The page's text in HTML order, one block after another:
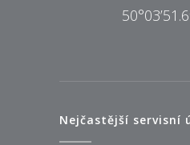
Nejčastější servisní